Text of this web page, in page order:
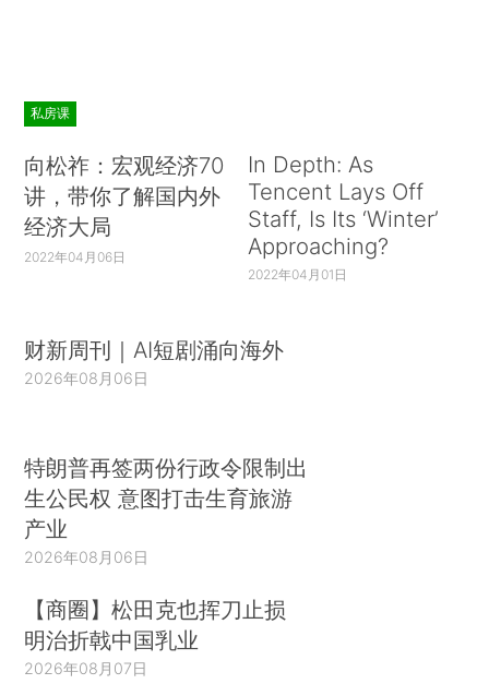
私房课
向松祚：宏观经济70
讲，带你了解国内外
经济大局
2022年04月06日
In Depth: As
Tencent Lays Off
Staff, Is Its ‘Winter’
Approaching?
2022年04月01日
财新周刊｜AI短剧涌向海外
2026年08月06日
特朗普再签两份行政令限制出
生公民权 意图打击生育旅游
产业
2026年08月06日
【商圈】松田克也挥刀止损
明治折戟中国乳业
2026年08月07日